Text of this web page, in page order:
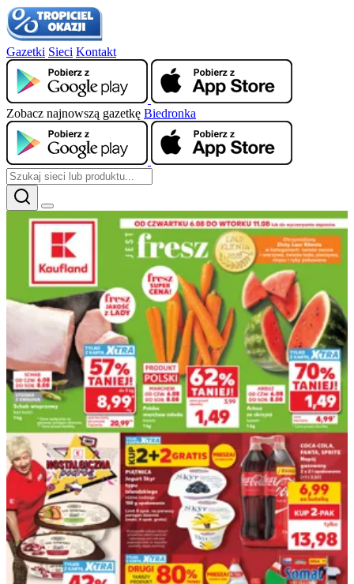
Gazetki Sieci Kontakt
Zobacz najnowszą gazetkę Biedronka